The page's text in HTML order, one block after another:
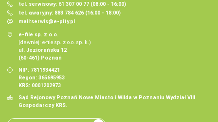
tel. serwisowy: 61 307 00 77 (08:00 - 16:00)
tel. awaryjny: 883 784 626 (16:00 - 18:00)
mail:serwis@e-pity.pl
e-file sp. z o.o.
(dawniej: e-file sp. z o.o. sp. k.)
ul. Jeziorańska 12
(60-461) Poznań
NIP: 7811934421
Regon: 365695953
KRS: 0001202973
Sąd Rejonowy Poznań Nowe Miasto i Wilda w Poznaniu Wydział VIII
Gospodarczy KRS.